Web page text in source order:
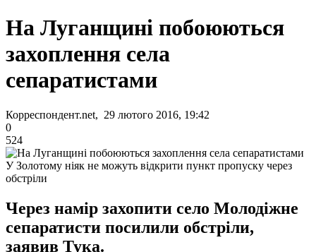
На Луганщині побоюються
захоплення села
сепаратистами
Корреспондент.net, 29 лютого 2016, 19:42
0
524
У Золотому ніяк не можуть відкрити пункт пропуску через
обстріли
Через намір захопити село Молодіжне
сепаратисти посилили обстріли,
заявив Тука.